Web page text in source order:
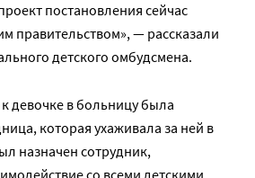
постановления сейчас
правительством», — рассказали
детского омбудсмена.
девочке в больницу была
которая ухаживала за ней в
назначен сотрудник,
со всеми детскими